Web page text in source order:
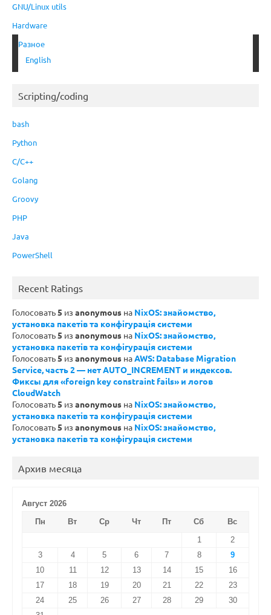
GNU/Linux utils
Hardware
Разное
English
Scripting/coding
bash
Python
C/C++
Golang
Groovy
PHP
Java
PowerShell
Recent Ratings
Голосовать 5 из anonymous на NixOS: знайомство,
установка пакетів та конфігурація системи
Голосовать 5 из anonymous на NixOS: знайомство,
установка пакетів та конфігурація системи
Голосовать 5 из anonymous на AWS: Database Migration
Service, часть 2 — нет AUTO_INCREMENT и индексов.
Фиксы для «foreign key constraint fails» и логов
CloudWatch
Голосовать 5 из anonymous на NixOS: знайомство,
установка пакетів та конфігурація системи
Голосовать 5 из anonymous на NixOS: знайомство,
установка пакетів та конфігурація системи
Архив месяца
Август 2026
Пн
Вт Ср Чт Пт Сб
Вс
1
2
3
4 5 6 7 8
9
10
11 12 13 14 15
16
17
18 19 20 21 22
23
24
25 26 27 28 29
30